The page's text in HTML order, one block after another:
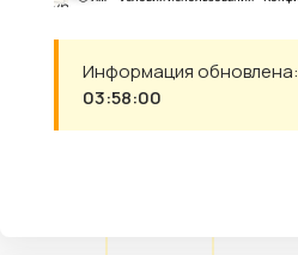
Информация обновлена:
03:58:00